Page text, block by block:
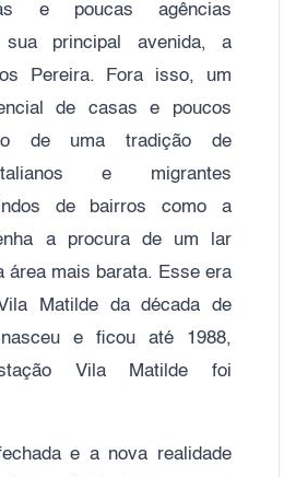
e poucas agências
sua principal avenida, a
Pereira. Fora isso, um
de casas e poucos
de uma tradição de
e migrantes
de bairros como a
a procura de um lar
área mais barata. Esse era
Matilde da década de
e ficou até 1988,
Vila Matilde foi
e a nova realidade